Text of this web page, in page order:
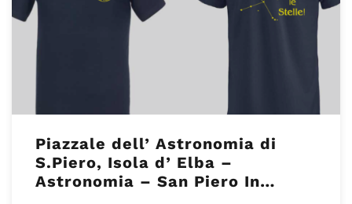
Piazzale dell’ Astronomia di
S.Piero, Isola d’ Elba –
Astronomia – San Piero In